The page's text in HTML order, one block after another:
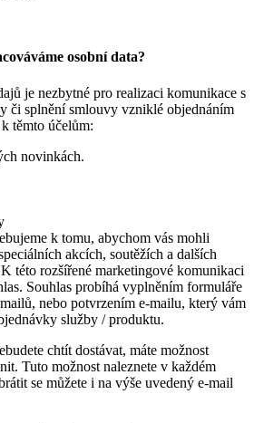
osobní data?
je nezbytné pro realizaci komunikace s
či splnění smlouvy vzniklé objednáním
těmto účelům:
novinkách.
k tomu, abychom vás mohli
akcích, soutěžích a dalších
této rozšířené marketingové komunikaci
Souhlas probíhá vyplněním formuláře
nebo potvrzením e-mailu, který vám
služby / produktu.
chtít dostávat, máte možnost
Tuto možnost naleznete v každém
se můžete i na výše uvedený e-mail